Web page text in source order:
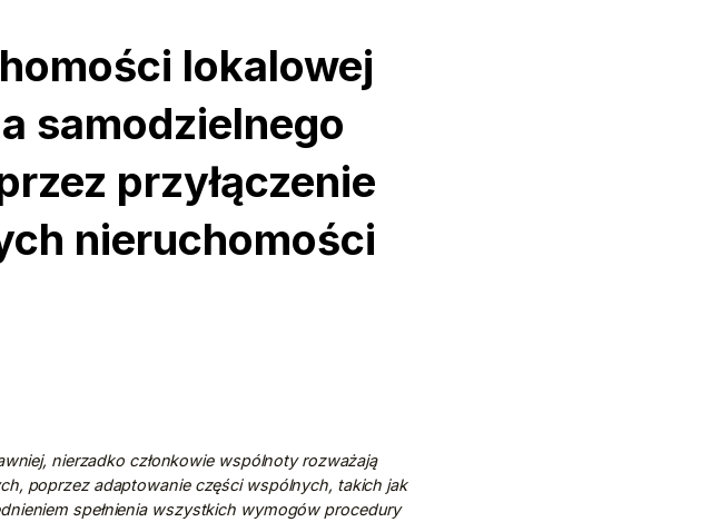
lokalowej
samodzielnego
przyłączenie
nieruchomości
nierzadko członkowie wspólnoty rozważają
poprzez adaptowanie części wspólnych, takich jak
spełnienia wszystkich wymogów procedury